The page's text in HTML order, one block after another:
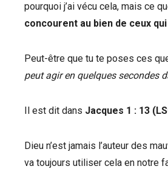
pourquoi j’ai vécu cela, mais ce
concourent au bien de ceux
Peut-être que tu te poses ces
peut agir en quelques secondes
Il est dit dans Jacques 1 : 13
Dieu n’est jamais l’auteur des
va toujours utiliser cela en notre